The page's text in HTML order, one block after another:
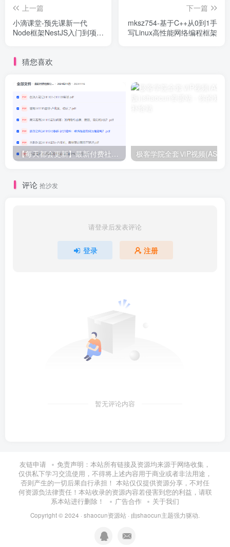
上一篇
小滴课堂-预先课新一代
Node框架NestJS入门到项目
下一篇
mksz754-基于C++从0到1手
写Linux高性能网络编程框架
猜您喜欢
【每天都会更新】最新付费社群公众号文章 极客学院全套ⅥP视频(AS版)
评论 抢沙发
请登录后发表评论
登录 注册
暂无评论内容
友链申请
免责声明：本站所有链接及资源均来源于网络收集，
仅供私下学习交流使用，不得将上述内容用于商业或者非法用途，
否则产生的一切后果自行承担！ 本站仅仅提供资源分享，不对任
何资源负法律责任！本站收录的资源内容若侵害到您的利益，请联
系本站进行删除！
广告合作 关于我们
Copyright © 2024 · shaocun资源站 · 由shaocun主题强力驱动.